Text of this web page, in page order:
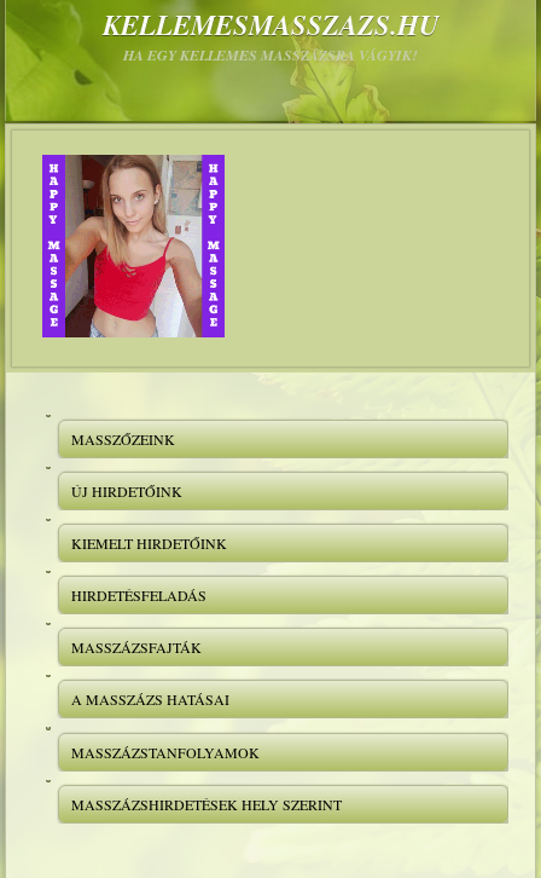
KELLEMESMASSZAZS.HU
HA EGY KELLEMES MASSZÁZSRA VÁGYIK!
MASSZŐZEINK
ÚJ HIRDETŐINK
KIEMELT HIRDETŐINK
HIRDETÉSFELADÁS
MASSZÁZSFAJTÁK
A MASSZÁZS HATÁSAI
MASSZÁZSTANFOLYAMOK
MASSZÁZSHIRDETÉSEK HELY SZERINT